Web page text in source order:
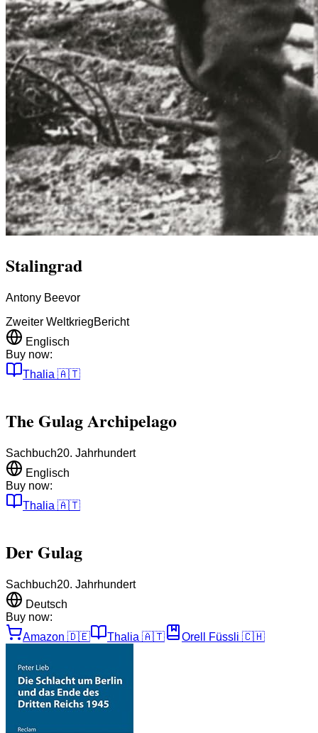
Stalingrad
Antony Beevor
Zweiter WeltkriegBericht
Englisch
Buy now:
Thalia 🇦🇹
The Gulag Archipelago
Sachbuch20. Jahrhundert
Englisch
Buy now:
Thalia 🇦🇹
Der Gulag
Sachbuch20. Jahrhundert
Deutsch
Buy now:
Amazon 🇩🇪 Thalia 🇦🇹 Orell Füssli 🇨🇭